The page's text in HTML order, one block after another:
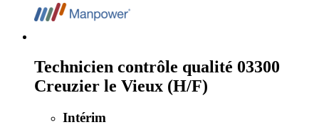
Technicien contrôle qualité 03300
Creuzier le Vieux (H/F)
Intérim